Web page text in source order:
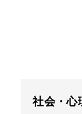
社会・心